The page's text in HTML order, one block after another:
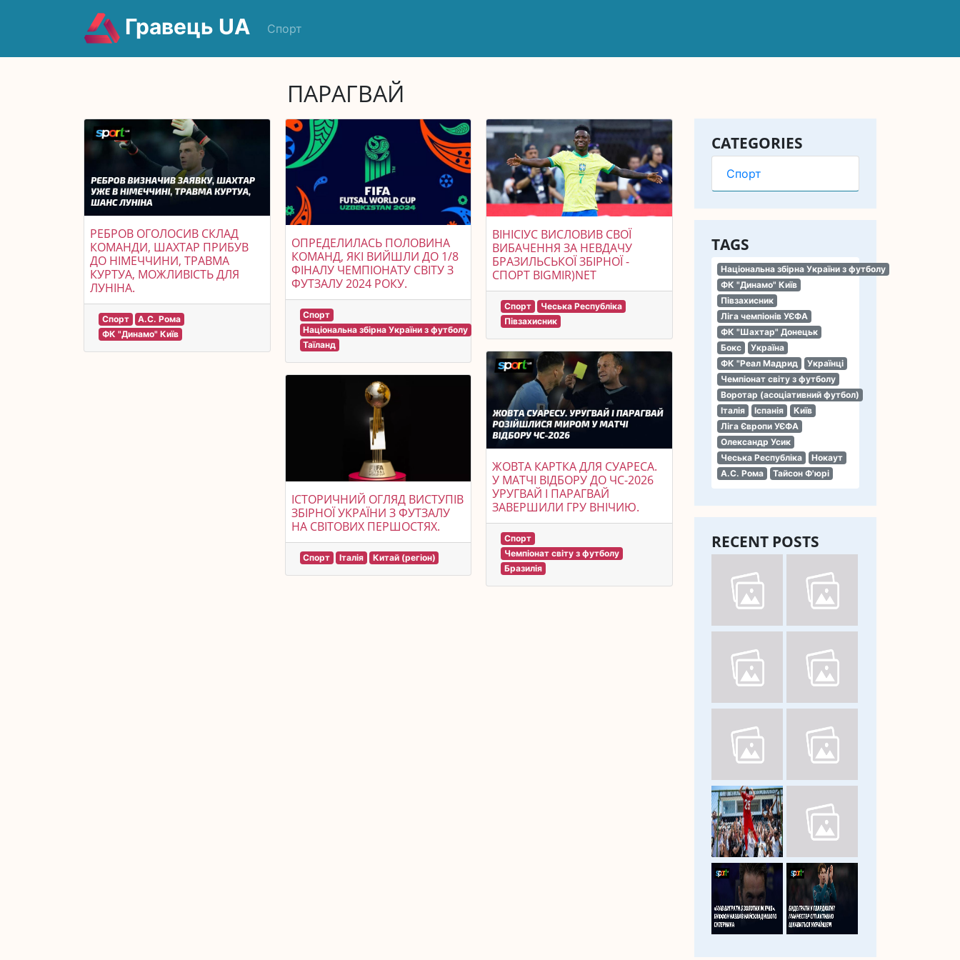
Гравець UA Спорт
ПАРАГВАЙ
CATEGORIES
Спорт
TAGS
Національна збірна України з футболу
ФК "Динамо" Київ
Півзахисник
Ліга чемпіонів УЄФА
ФК "Шахтар" Донецьк
Бокс
Україна
ФК "Реал Мадрид
Українці
Чемпіонат світу з футболу
Воротар (асоціативний футбол)
Італія
Іспанія
Київ
Ліга Європи УЄФА
Олександр Усик
Чеська Республіка
Нокаут
А.С. Рома
Тайсон Ф'юрі
RECENT POSTS
РЕБРОВ ОГОЛОСИВ СКЛАД
КОМАНДИ, ШАХТАР ПРИБУВ
ДО НІМЕЧЧИНИ, ТРАВМА
КУРТУА, МОЖЛИВІСТЬ ДЛЯ
ЛУНІНА.
Спорт
А.С. Рома
ФК "Динамо" Київ
ОПРЕДЕЛИЛАСЬ ПОЛОВИНА
КОМАНД, ЯКІ ВИЙШЛИ ДО 1/8
ФІНАЛУ ЧЕМПІОНАТУ СВІТУ З
ФУТЗАЛУ 2024 РОКУ.
Спорт
Національна збірна України з футболу
Таїланд
ІСТОРИЧНИЙ ОГЛЯД ВИСТУПІВ
ЗБІРНОЇ УКРАЇНИ З ФУТЗАЛУ
НА СВІТОВИХ ПЕРШОСТЯХ.
Спорт Італія Китай (регіон)
ВІНІСІУС ВИСЛОВИВ СВОЇ
ВИБАЧЕННЯ ЗА НЕВДАЧУ
БРАЗИЛЬСЬКОЇ ЗБІРНОЇ -
СПОРТ BIGMIR)NET
Спорт
Чеська Республіка
Півзахисник
ЖОВТА КАРТКА ДЛЯ СУАРЕСА.
У МАТЧІ ВІДБОРУ ДО ЧС-2026
УРУГВАЙ І ПАРАГВАЙ
ЗАВЕРШИЛИ ГРУ ВНІЧИЮ.
Спорт
Чемпіонат світу з футболу
Бразилія